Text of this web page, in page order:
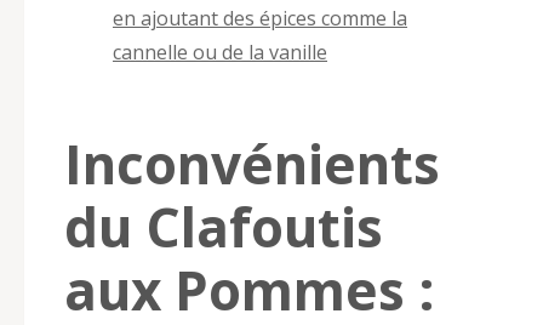
en ajoutant des épices comme la
cannelle ou de la vanille
Inconvénients
du Clafoutis
aux Pommes :